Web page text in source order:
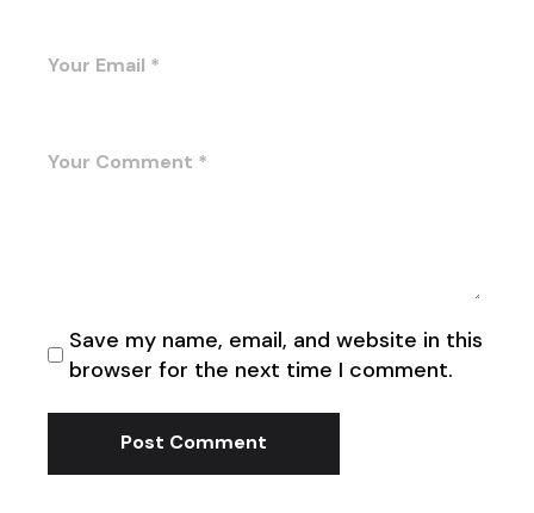
Save my name, email, and website in this
browser for the next time I comment.
Post Comment